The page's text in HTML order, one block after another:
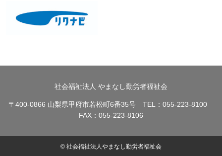
社会福祉法人 やまなし勤労者福祉会
〒400-0866 山梨県甲府市若松町6番35号 TEL：055-223-8100
FAX：055-223-8106
© 社会福祉法人やまなし勤労者福祉会